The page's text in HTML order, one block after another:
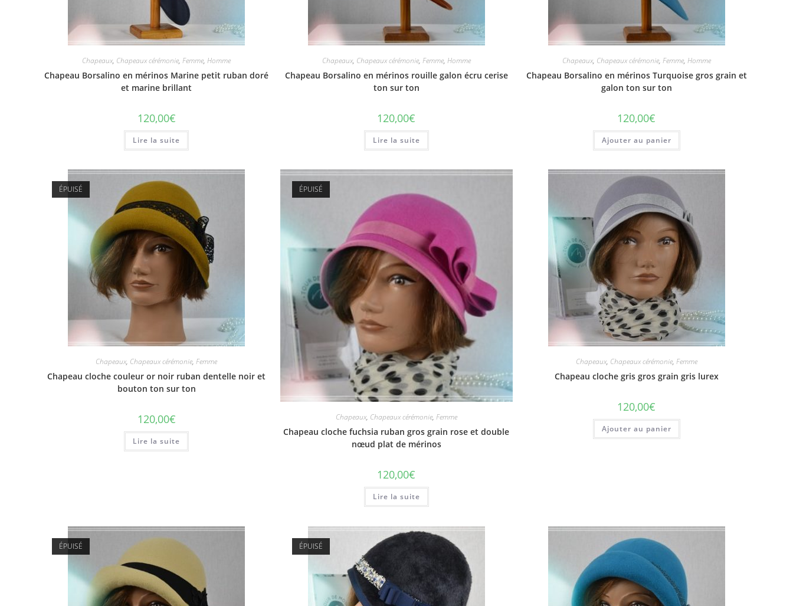
Chapeaux, Chapeaux cérémonie,Femme,Homme
Chapeau Borsalino en mérinos Marine petit ruban doré
et marine brillant
120,00€
Lire la suite
Chapeaux, Chapeaux cérémonie, Femme, Homme
Chapeau Borsalino en mérinos rouille galon écru cerise
ton sur ton
120,00€
Lire la suite
Chapeaux, Chapeaux cérémonie, Femme, Homme
Chapeau Borsalino en mérinos Turquoise gros grain et
galon ton sur ton
120,00€
Ajouter au panier
ÉPUISÉ
Chapeaux, Chapeaux cérémonie,Femme
Chapeau cloche couleur or noir ruban dentelle noir et
bouton ton sur ton
120,00€
Lire la suite
ÉPUISÉ
Chapeaux, Chapeaux cérémonie, Femme
Chapeau cloche fuchsia ruban gros grain rose et double
nœud plat de mérinos
120,00€
Lire la suite
Chapeaux, Chapeaux cérémonie, Femme
Chapeau cloche gris gros grain gris lurex
120,00€
Ajouter au panier
ÉPUISÉ ÉPUISÉ